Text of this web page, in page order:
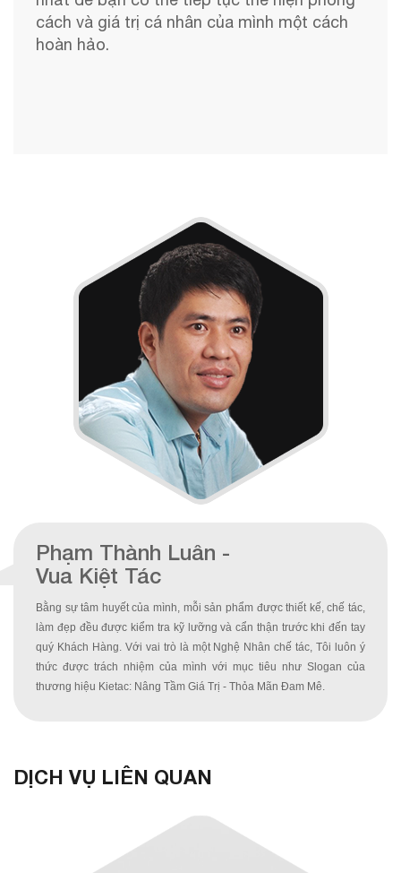
cách và giá trị cá nhân của mình một cách
hoàn hảo.
Phạm Thành Luân -
Vua Kiệt Tác
Bằng sự tâm huyết của mình, mỗi sản phẩm được thiết kế, chế tác,
làm đẹp đều được kiểm tra kỹ lưỡng và cẩn thận trước khi đến tay
quý Khách Hàng. Với vai trò là một Nghệ Nhân chế tác, Tôi luôn ý
thức được trách nhiệm của mình với mục tiêu như Slogan của
thương hiệu Kietac: Nâng Tầm Giá Trị - Thỏa Mãn Đam Mê.
DỊCH VỤ LIÊN QUAN